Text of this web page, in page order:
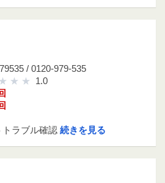
/ 0120-979-535
1.0
トラブル確認 続きを見る